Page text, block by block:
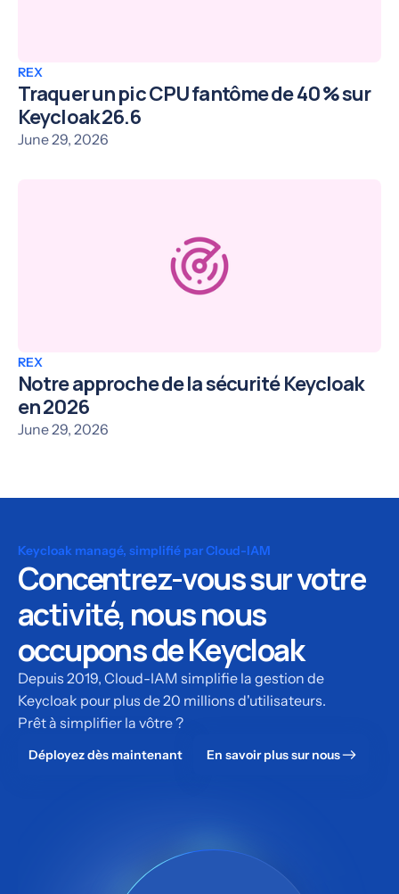
REX
Traquer un pic CPU fantôme de 40 % sur
Keycloak 26.6
June 29, 2026
REX
Notre approche de la sécurité Keycloak
en 2026
June 29, 2026
Keycloak managé, simplifié par Cloud-IAM
Concentrez-vous sur votre
activité, nous nous
occupons de Keycloak
Depuis 2019, Cloud-IAM simplifie la gestion de
Keycloak pour plus de 20 millions d'utilisateurs.
Prêt à simplifier la vôtre ?
Déployez dès maintenant En savoir plus sur nous